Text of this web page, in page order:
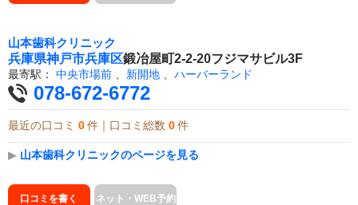
山本歯科クリニック
兵庫県神戸市兵庫区鍛冶屋町2-2-20フジマサビル3F
最寄駅： 中央市場前 新開地 ハーバーランド
078-672-6772
最近の口コミ 0 件｜口コミ総数 0 件
▶ 山本歯科クリニックのページを見る
口コミを書く ネット・WEB予約